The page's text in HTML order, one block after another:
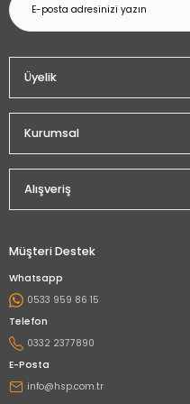
Üyelik
Kurumsal
Alışveriş
Müşteri Destek
Whatsapp
0533 959 86 15
Telefon
0332 2377890
E-Posta
info@hsp.com.tr